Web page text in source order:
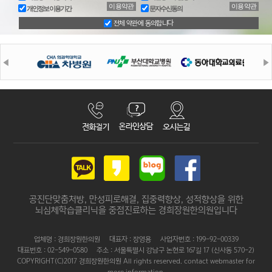
개인정보 이용기간
이용약관 문자수신동의 이용약관
전체 약관에 동의합니다
공진단맞춤처방, 만성피로해결, 집중력향상, 성적향상을 위한
뇌심체학습클리닉을 중점진료하는 경희장원한의원입니다
업체명 : 경희장원한의원 대표자 : 장영용 사업자번호 : 199-92-00339
대표번호 : 02-549-0580 주소 : 서울특별시 강남구 논현로 167길 17 (신사동 570-2)
COPYRIGHT(C)2017 경희장원한의원 All rights reserved. contact webmaster for